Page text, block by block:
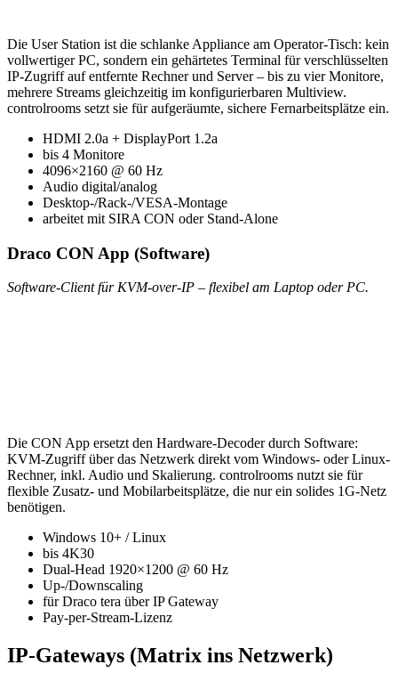
Die User Station ist die schlanke Appliance am Operator-Tisch: kein
vollwertiger PC, sondern ein gehärtetes Terminal für verschlüsselten
IP-Zugriff auf entfernte Rechner und Server – bis zu vier Monitore,
mehrere Streams gleichzeitig im konfigurierbaren Multiview.
controlrooms setzt sie für aufgeräumte, sichere Fernarbeitsplätze ein.
HDMI 2.0a + DisplayPort 1.2a
bis 4 Monitore
4096×2160 @ 60 Hz
Audio digital/analog
Desktop-/Rack-/VESA-Montage
arbeitet mit SIRA CON oder Stand-Alone
Draco CON App (Software)
Software-Client für KVM-over-IP – flexibel am Laptop oder PC.
Die CON App ersetzt den Hardware-Decoder durch Software:
KVM-Zugriff über das Netzwerk direkt vom Windows- oder Linux-
Rechner, inkl. Audio und Skalierung. controlrooms nutzt sie für
flexible Zusatz- und Mobilarbeitsplätze, die nur ein solides 1G-Netz
benötigen.
Windows 10+ / Linux
bis 4K30
Dual-Head 1920×1200 @ 60 Hz
Up-/Downscaling
für Draco tera über IP Gateway
Pay-per-Stream-Lizenz
IP-Gateways (Matrix ins Netzwerk)